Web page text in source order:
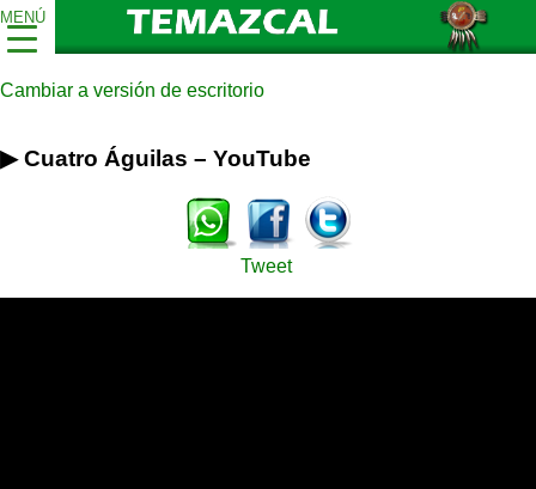
MENÚ
Cambiar a versión de escritorio
▶ Cuatro Águilas – YouTube
Tweet